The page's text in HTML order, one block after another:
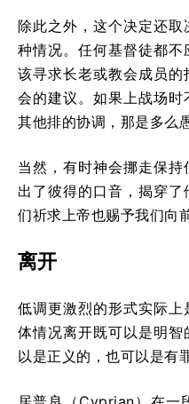
除此之外，这个决定还
种情况。任何基督徒都
该寻求长老或教会成员
会的建议。如果上战场
其他排的协调，那是多么
当然，有时神会挪走保
出了彼得的口音，揭穿
们祈求上帝也赐予我们向
离开
低调更激烈的形式实际
体情况离开既可以是明
以是正义的，也可以是有